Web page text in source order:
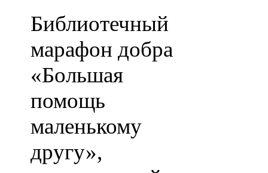
Библиотечный
марафон добра
«Большая
помощь
маленькому
другу»,